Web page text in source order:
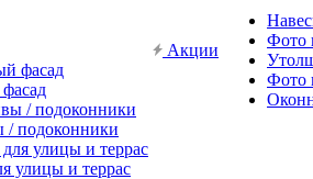
/ подоконники
улицы и террас
Акции
Фото
Фото